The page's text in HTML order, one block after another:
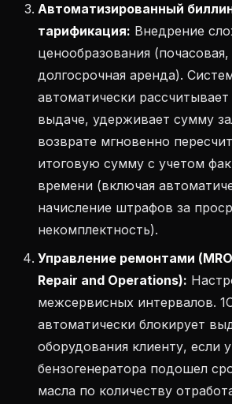
Автоматизированный
тарификация: Внедрение
ценообразования
долгосрочная аренда).
автоматически
выдаче, удерживает сумму
возврате мгновенно
итоговую сумму с учетом
времени (включая
начисление штрафов за
некомплектность).
Управление ремонтами
Repair and Operations):
межсервисных интервалов.
автоматически блокирует
оборудования клиенту, если у
бензогенератора подошел
масла по количеству